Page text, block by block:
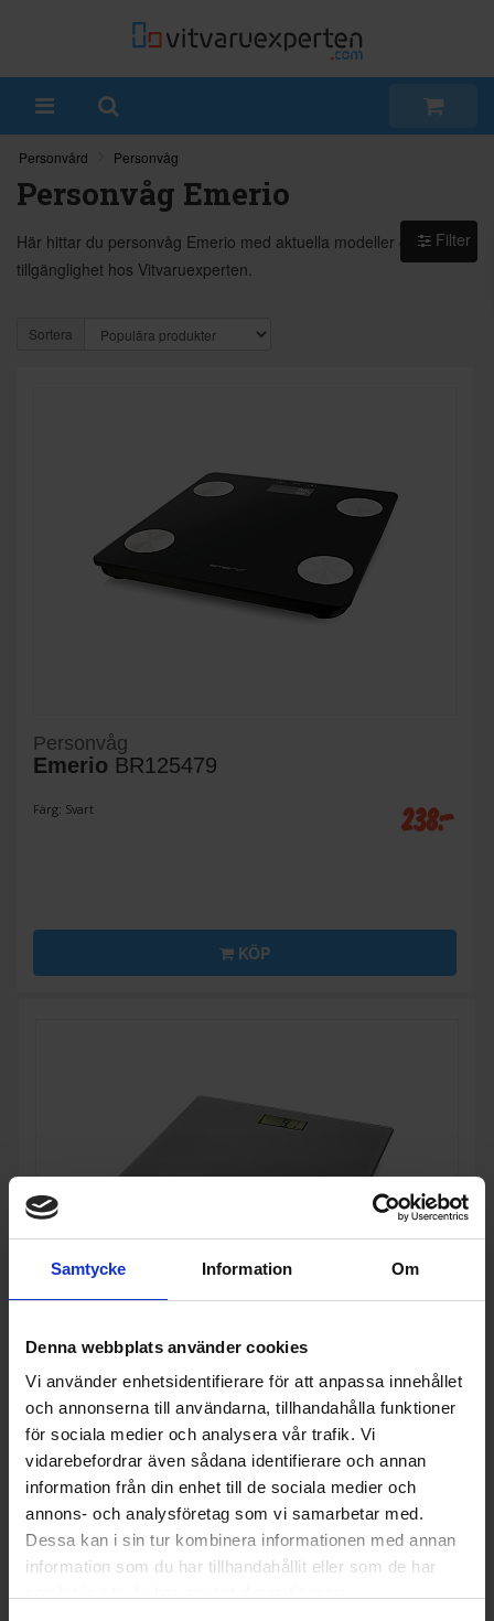
Samtycke Information Om
Denna webbplats använder cookies
Vi använder enhetsidentifierare för att anpassa innehållet
och annonserna till användarna, tillhandahålla funktioner
för sociala medier och analysera vår trafik. Vi
vidarebefordrar även sådana identifierare och annan
information från din enhet till de sociala medier och
annons- och analysföretag som vi samarbetar med.
Dessa kan i sin tur kombinera informationen med annan
information som du har tillhandahållit eller som de har
Personvård Personvåg
Personvåg Emerio
Här hittar du personvåg Emerio med aktuella modeller och
tillgänglighet hos Vitvaruexperten.
Sortera
Personvåg
Emerio BR125479
Färg: Svart 238:-
KÖP
Personvåg
Emerio BR-211824
Färg: Grå
Maximal lastvikt (kg): 180
204:-
Filter